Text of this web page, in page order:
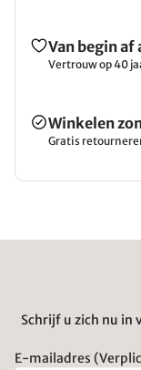
Van begin
Vertrouw op 40
Winkelen
Gratis
Schrijf u zich nu in
E-mailadres